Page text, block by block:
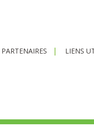
PARTENAIRES LIENS